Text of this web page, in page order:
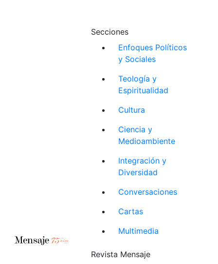
Secciones
Enfoques Políticos
y Sociales
Teología y
Espiritualidad
Cultura
Ciencia y
Medioambiente
Integración y
Diversidad
Conversaciones
Cartas
Multimedia
Revista Mensaje